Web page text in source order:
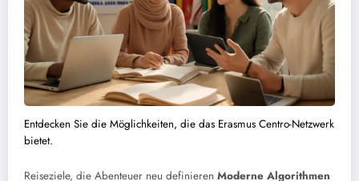
Entdecken Sie die Möglichkeiten, die das Erasmus Centro-Netzwerk
bietet.
Reiseziele, die Abenteuer neu definieren Moderne Algorithmen